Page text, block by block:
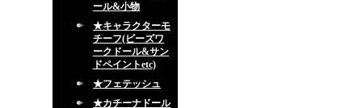
ール&小物
★キャラクターモ
チーフ(ビーズワ
ークドール&サン
ドペイントetc)
★フェテッシュ
★カチーナドール